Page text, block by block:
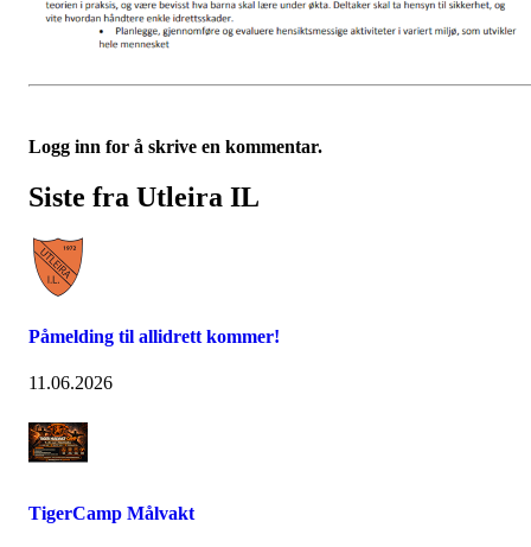
Logg inn for å skrive en kommentar.
Siste fra Utleira IL
Påmelding til allidrett kommer!
11.06.2026
TigerCamp Målvakt